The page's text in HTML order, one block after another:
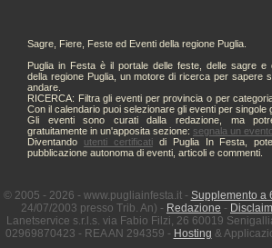
Sagre, Fiere, Feste ed Eventi della regione Puglia.
Puglia in Festa è il portale delle feste, delle sagre e
della regione Puglia, un motore di ricerca per sapere
andare.
RICERCA: Filtra gli eventi per provincia o per
Con il calendario puoi selezionare gli eventi per singole
Gli eventi sono curati dalla redazione, ma
gratuitamente in un'apposita sezione: segnala un
Diventando utenti certificatidi Puglia In Festa,
pubblicazione autonoma di eventi, articoli e commenti.
© 2005 - 2026 - www.pugliainfesta.it - Supplemento a
24/07/2003 presso Trib. An) - Redazione -
Lanetservice s.r.l.s. via Fabio Filzi, 26 60019
02969870423 - REA AN 294359 - Hosting &